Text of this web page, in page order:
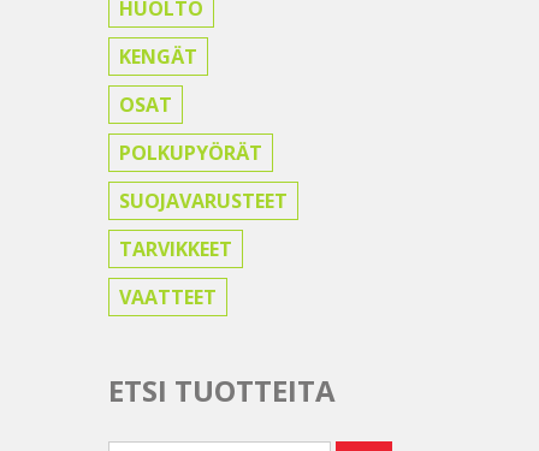
HUOLTO
KENGÄT
OSAT
POLKUPYÖRÄT
SUOJAVARUSTEET
TARVIKKEET
VAATTEET
ETSI TUOTTEITA